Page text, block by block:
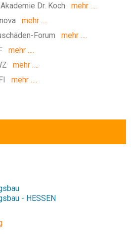
Dr. Koch mehr ….
mehr ….
Forum mehr ….
mehr ….
mehr ….
mehr ….
- HESSEN